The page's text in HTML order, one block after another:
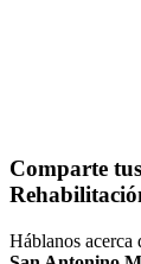
Comparte
Háblanos acerca